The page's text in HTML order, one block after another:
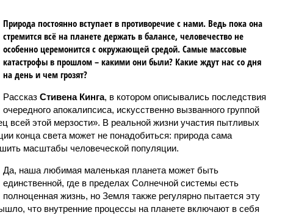
Природа постоянно вступает в противоречие с нами. Ведь пока она
стремится всё на планете держать в балансе, человечество не
особенно церемонится с окружающей средой. Самые массовые
катастрофы в прошлом – какими они были? Какие ждут нас со дня
на день и чем грозят?
Рассказ Стивена Кинга, в котором описывались последствия
очередного апокалипсиса, искусственно вызванного группой
всей этой мерзости». В реальной жизни участия пытливых
конца света может не понадобиться: природа сама
масштабы человеческой популяции.
Да, наша любимая маленькая планета может быть
единственной, где в пределах Солнечной системы есть
полноценная жизнь, но Земля также регулярно пытается эту
что внутренние процессы на планете включают в себя